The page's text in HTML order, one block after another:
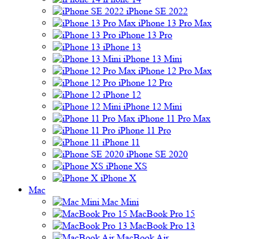
iPhone SE 2022
iPhone 13 Pro Max
iPhone 13 Pro
iPhone 13
iPhone 13 Mini
iPhone 12 Pro Max
iPhone 12 Pro
iPhone 12
iPhone 12 Mini
iPhone 11 Pro Max
iPhone 11 Pro
iPhone 11
iPhone SE 2020
iPhone XS
iPhone X
Mac
Mac Mini
MacBook Pro 15
MacBook Pro 13